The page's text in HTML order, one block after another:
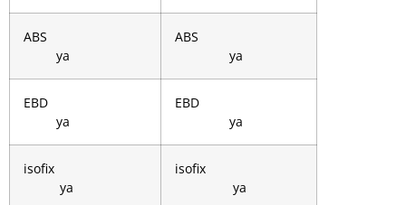
ABS
ya
ABS
ya
EBD
ya
EBD
ya
isofix
ya
isofix
ya